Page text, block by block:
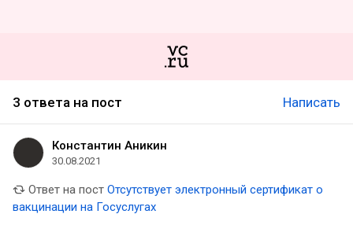
3 ответа на пост Написать
Константин Аникин
30.08.2021
Ответ на пост Отсутствует электронный сертификат о
вакцинации на Госуслугах